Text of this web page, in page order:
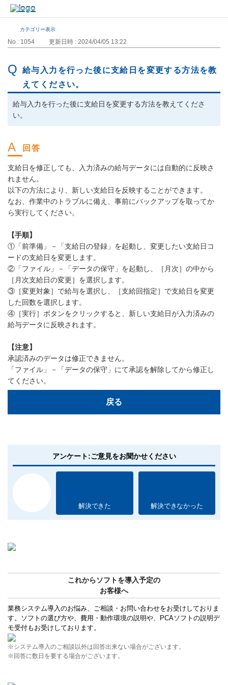
カテゴリー表示
No : 1054 更新日時 : 2024/04/05 13:22
給与入力を行った後に支給日を変更する方法を教
えてください。
給与入力を行った後に支給日を変更する方法を教えてくださ
い。
支給日を修正しても、入力済みの給与データには自動的に反映さ
れません。
以下の方法により、新しい支給日を反映することができます。
なお、作業中のトラブルに備え、事前にバックアップを取ってか
ら実行してください。
【手順】
①「前準備」－「支給日の登録」を起動し、変更したい支給日コ
ードの支給日を変更します。
②「ファイル」－「データの保守」を起動し、［月次］の中から
［月次支給日の変更］を選択します。
③［変更対象］で給与を選択し、［支給回指定］で支給日を変更
した回数を選択します。
④［実行］ボタンをクリックすると、新しい支給日が入力済みの
給与データに反映されます。
【注意】
承認済みのデータは修正できません。
「ファイル」－「データの保守」にて承認を解除してから修正し
てください。
戻る
アンケート:ご意見をお聞かせください
解決できた 解決できなかった
これからソフトを導入予定の
お客様へ
業務システム導入のお悩み、ご相談・お問い合わせをお受けしておりま
す。ソフトの選び方や、費用・動作環境の説明や、PCAソフトの説明デ
モ受付もお受けしております。
※システム導入のご相談以外は回答出来ない場合がございます。
※回答に数日を要する場合がございます。